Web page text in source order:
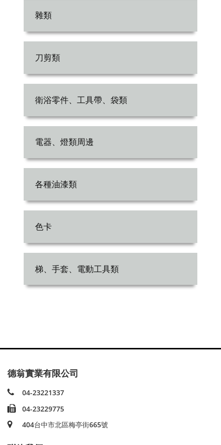
雜類
刀剪類
衛浴零件、工具帶、袋類
電器、燈類周邊
各種油漆類
色卡
梯、手套、電動工具類
德翁實業有限公司
04-23221337
04-23229775
404台中市北區梅亭街665號